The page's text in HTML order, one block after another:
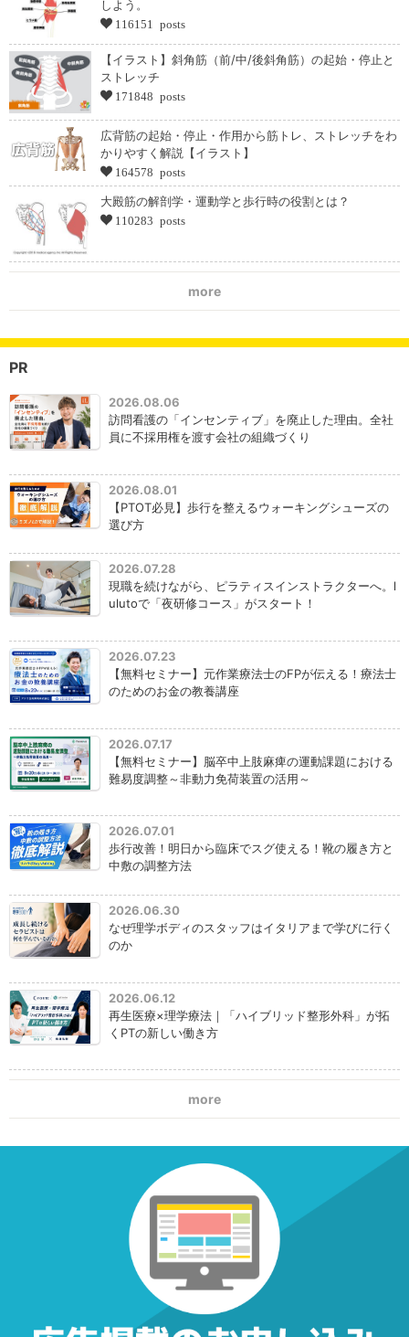
しよう。
116151 posts
【イラスト】斜角筋（前/中/後斜角筋）の起始・停止と
ストレッチ
171848 posts
広背筋の起始・停止・作用から筋トレ、ストレッチをわ
かりやすく解説【イラスト】
164578 posts
大殿筋の解剖学・運動学と歩行時の役割とは？
110283 posts
more
PR
2026.08.06
訪問看護の「インセンティブ」を廃止した理由。全社
員に不採用権を渡す会社の組織づくり
2026.08.01
【PTOT必見】歩行を整えるウォーキングシューズの
選び方
2026.07.28
現職を続けながら、ピラティスインストラクターへ。l
ulutoで「夜研修コース」がスタート！
2026.07.23
【無料セミナー】元作業療法士のFPが伝える！療法士
のためのお金の教養講座
2026.07.17
【無料セミナー】脳卒中上肢麻痺の運動課題における
難易度調整～非動力免荷装置の活用～
2026.07.01
歩行改善！明日から臨床でスグ使える！靴の履き方と
中敷の調整方法
2026.06.30
なぜ理学ボディのスタッフはイタリアまで学びに行く
のか
2026.06.12
再生医療×理学療法｜「ハイブリッド整形外科」が拓
くPTの新しい働き方
more